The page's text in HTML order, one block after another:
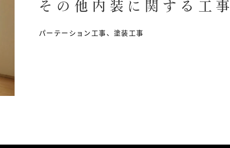
その他内装に関する工事
パーテーション工事、塗装工事